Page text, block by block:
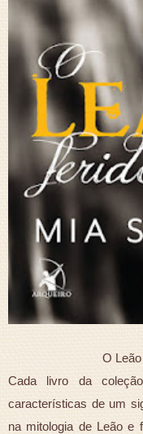
O
Cada livro da
características de um
na mitologia de Leão e